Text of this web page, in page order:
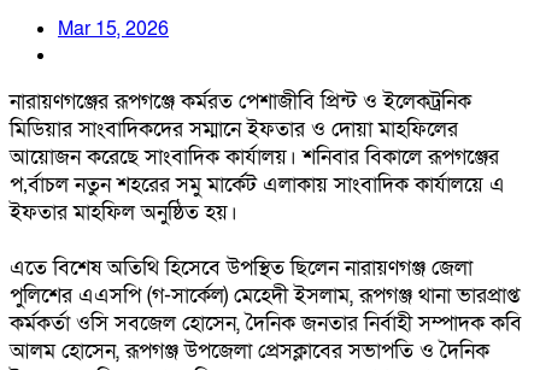
Mar 15, 2026
নারায়ণগঞ্জের রূপগঞ্জে কর্মরত পেশাজীবি প্রিন্ট ও ইলেকট্রনিক
মিডিয়ার সাংবাদিকদের সম্মানে ইফতার ও দোয়া মাহফিলের
আয়োজন করেছে সাংবাদিক কার্যালয়। শনিবার বিকালে রূপগঞ্জের
প‚র্বাচল নতুন শহরের সমু মার্কেট এলাকায় সাংবাদিক কার্যালয়ে এ
ইফতার মাহফিল অনুষ্ঠিত হয়।
এতে বিশেষ অতিথি হিসেবে উপস্থিত ছিলেন নারায়ণগঞ্জ জেলা
পুলিশের এএসপি (গ-সার্কেল) মেহেদী ইসলাম, রূপগঞ্জ থানা ভারপ্রাপ্ত
কর্মকর্তা ওসি সবজেল হোসেন, দৈনিক জনতার নির্বাহী সম্পাদক কবি
আলম হোসেন, রূপগঞ্জ উপজেলা প্রেসক্লাবের সভাপতি ও দৈনিক